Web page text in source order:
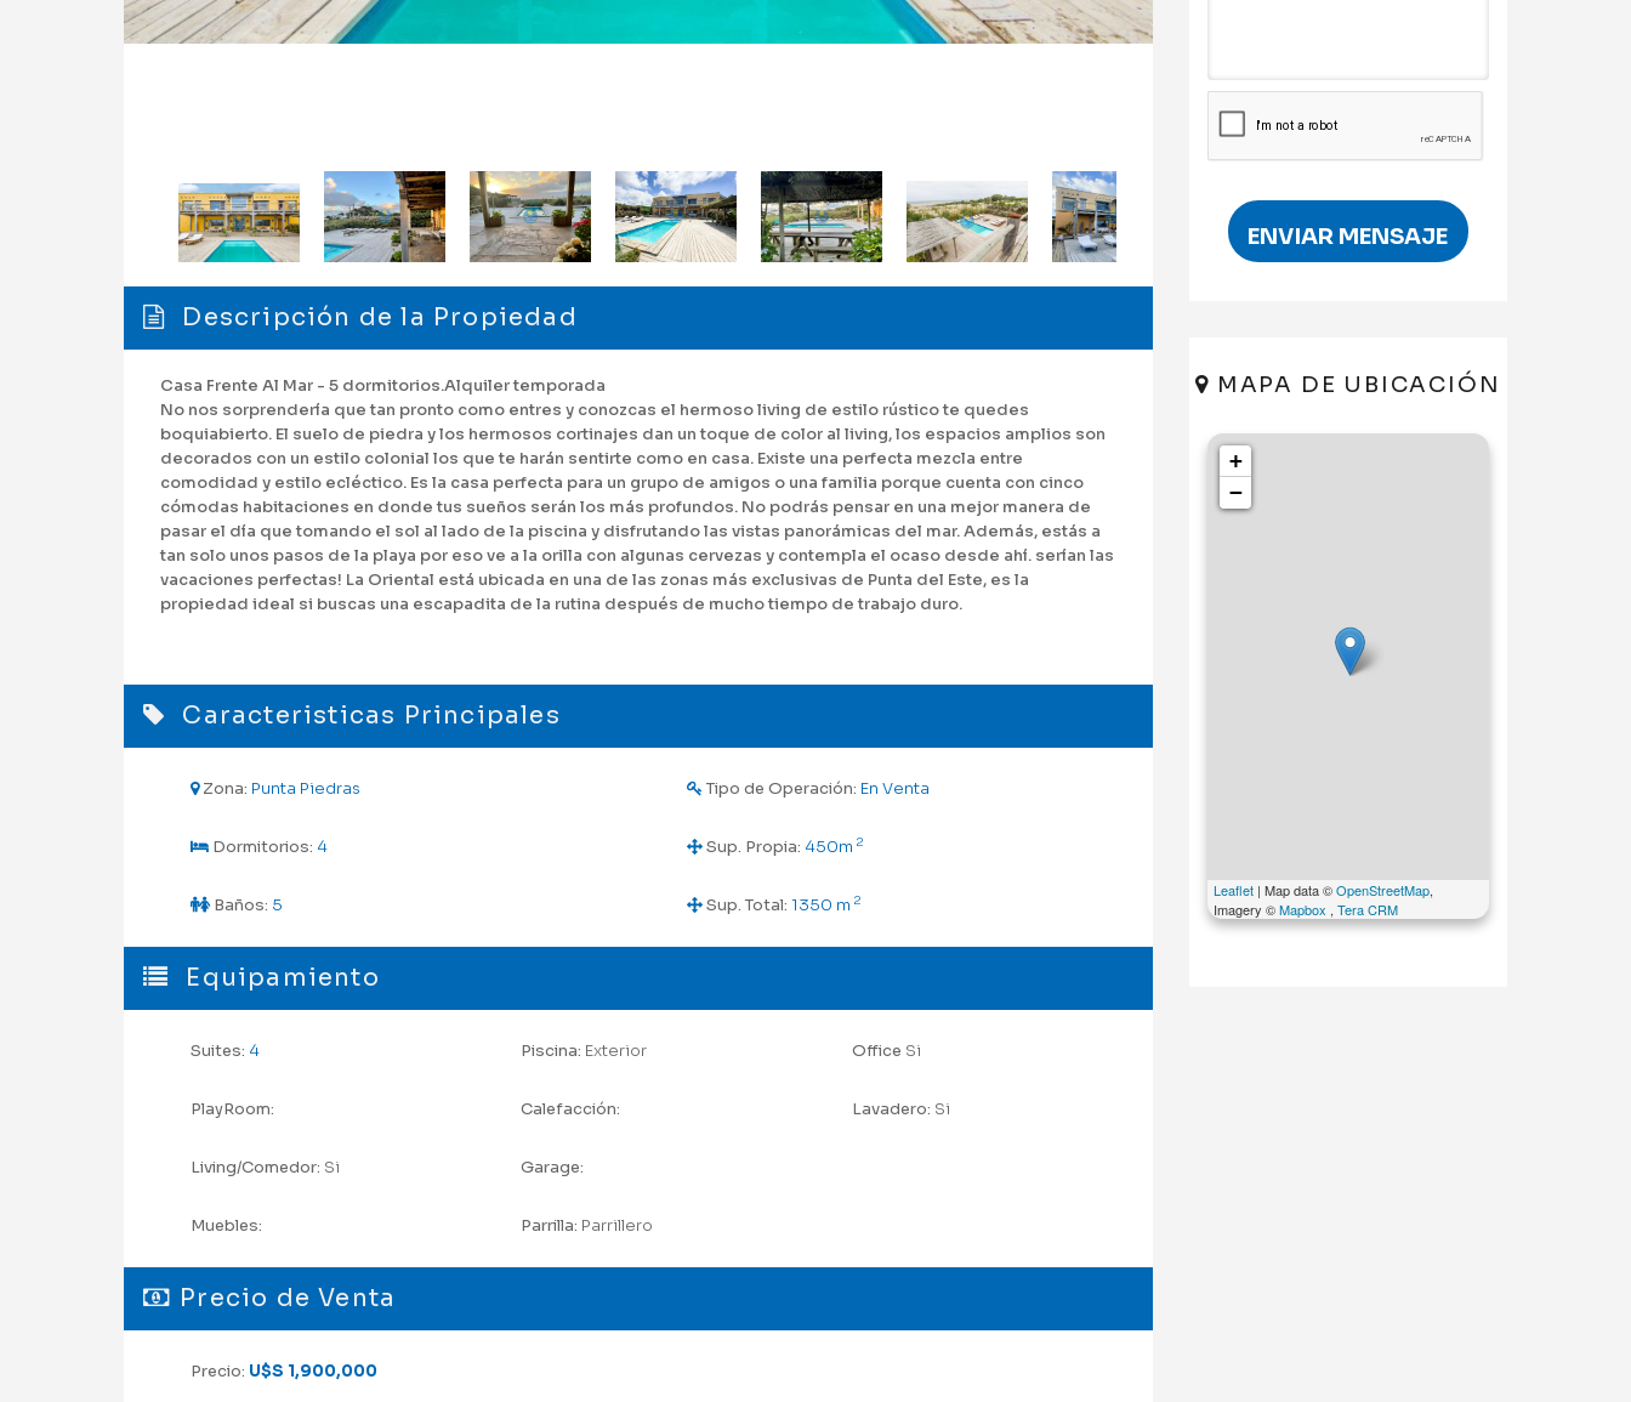
ENVIAR MENSAJE
MAPA DE UBICACIÓN
+
−
Leaflet| Map data ©OpenStreetMap,
Imagery ©Mapbox , Tera CRM
Descripción de la Propiedad
Casa Frente Al Mar - 5 dormitorios.Alquiler temporada
No nos sorprendería que tan pronto como entres y conozcas el hermoso living de estilo rústico te quedes
boquiabierto. El suelo de piedra y los hermosos cortinajes dan un toque de color al living, los espacios amplios son
decorados con un estilo colonial los que te harán sentirte como en casa. Existe una perfecta mezcla entre
comodidad y estilo ecléctico. Es la casa perfecta para un grupo de amigos o una familia porque cuenta con cinco
cómodas habitaciones en donde tus sueños serán los más profundos. No podrás pensar en una mejor manera de
pasar el día que tomando el sol al lado de la piscina y disfrutando las vistas panorámicas del mar. Además, estás a
tan solo unos pasos de la playa por eso ve a la orilla con algunas cervezas y contempla el ocaso desde ahí. serían las
vacaciones perfectas! La Oriental está ubicada en una de las zonas más exclusivas de Punta del Este, es la
propiedad ideal si buscas una escapadita de la rutina después de mucho tiempo de trabajo duro.
Caracteristicas Principales
Zona: Punta Piedras
Dormitorios: 4
Baños: 5
Tipo de Operación: En Venta
Sup. Propia: 450m 2
Sup. Total: 1350 m 2
Equipamiento
Suites: 4
PlayRoom:
Living/Comedor: Si
Muebles:
Piscina: Exterior
Calefacción:
Garage:
Parrilla: Parrillero
Office Si
Lavadero: Si
Precio de Venta
Precio: U$S 1,900,000